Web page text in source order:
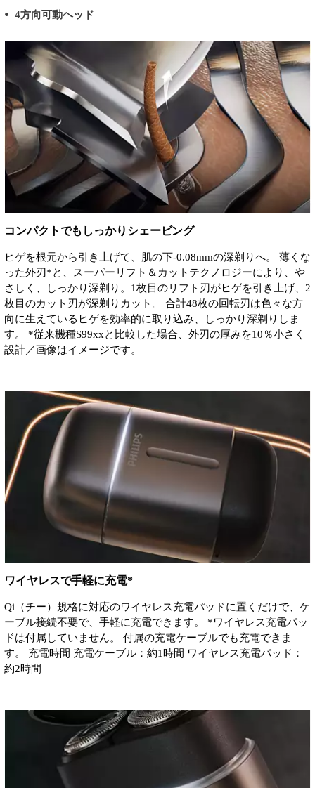
4方向可動ヘッド
コンパクトでもしっかりシェービング
ヒゲを根元から引き上げて、肌の下-0.08mmの深剃りへ。 薄くな
った外刃*と、スーパーリフト＆カットテクノロジーにより、や
さしく、しっかり深剃り。1枚目のリフト刃がヒゲを引き上げ、2
枚目のカット刃が深剃りカット。 合計48枚の回転刃は色々な方
向に生えているヒゲを効率的に取り込み、しっかり深剃りしま
す。 *従来機種S99xxと比較した場合、外刃の厚みを10％小さく
設計／画像はイメージです。
ワイヤレスで手軽に充電*
Qi（チー）規格に対応のワイヤレス充電パッドに置くだけで、ケ
ーブル接続不要で、手軽に充電できます。 *ワイヤレス充電パッ
ドは付属していません。 付属の充電ケーブルでも充電できま
す。 充電時間 充電ケーブル：約1時間 ワイヤレス充電パッド：
約2時間